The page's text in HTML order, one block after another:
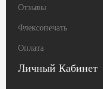
Отзывы
Флексопечать
Оплата
Личный Кабинет